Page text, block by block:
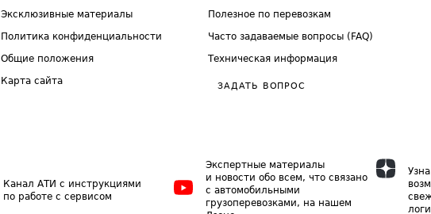
Эксклюзивные материалы
Политика конфиденциальности
Общие положения
Карта сайта
Полезное по перевозкам
Часто задаваемые вопросы (FAQ)
Техническая информация
ЗАДАТЬ ВОПРОС
Канал АТИ с инструкциями
по работе с сервисом
Экспертные материалы
и новости обо всем, что связано
с автомобильными
грузоперевозками, на нашем